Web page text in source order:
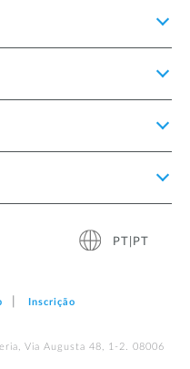
PT|PT
Inscrição
Via Augusta 48, 1-2. 08006